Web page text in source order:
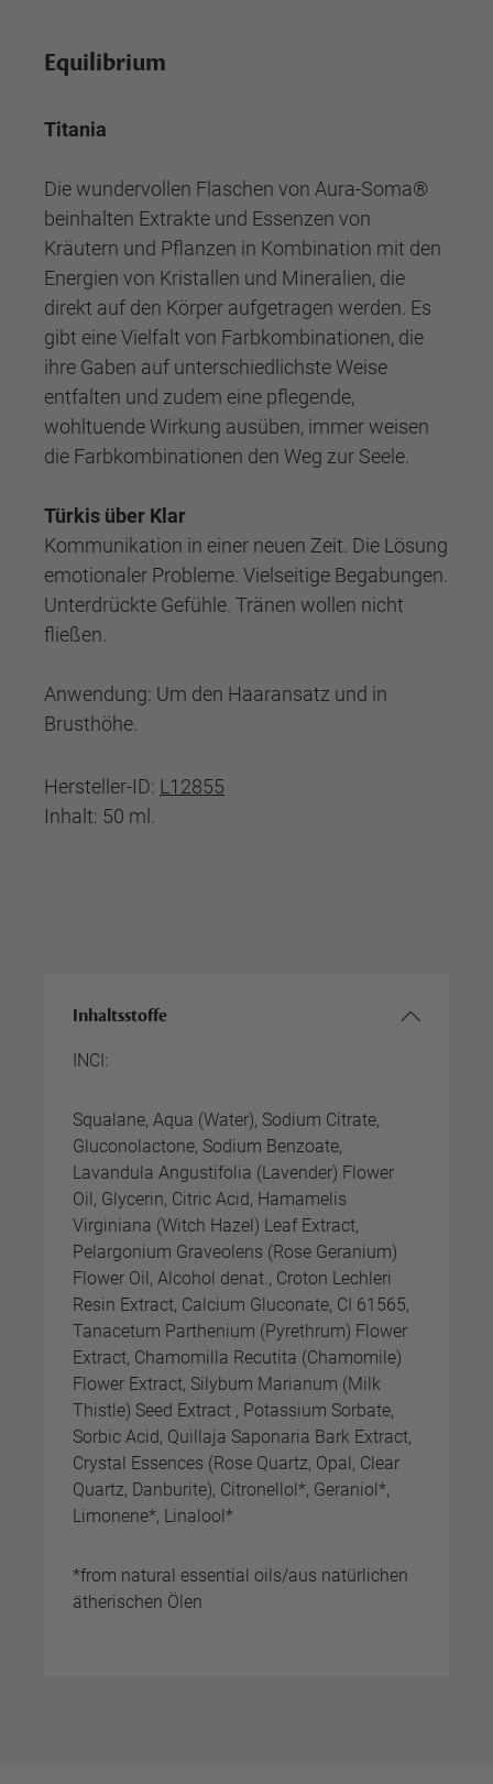
Equilibrium
Titania
Die wundervollen Flaschen von Aura-Soma®
beinhalten Extrakte und Essenzen von
Kräutern und Pflanzen in Kombination mit den
Energien von Kristallen und Mineralien, die
direkt auf den Körper aufgetragen werden. Es
gibt eine Vielfalt von Farbkombinationen, die
ihre Gaben auf unterschiedlichste Weise
entfalten und zudem eine pflegende,
wohltuende Wirkung ausüben, immer weisen
die Farbkombinationen den Weg zur Seele.
Türkis über Klar
Kommunikation in einer neuen Zeit. Die Lösung
emotionaler Probleme. Vielseitige Begabungen.
Unterdrückte Gefühle. Tränen wollen nicht
fließen.
Anwendung: Um den Haaransatz und in
Brusthöhe.
Hersteller-ID: L12855
Inhalt: 50 ml.
Inhaltsstoffe
INCI:
Squalane, Aqua (Water), Sodium Citrate,
Gluconolactone, Sodium Benzoate,
Lavandula Angustifolia (Lavender) Flower
Oil, Glycerin, Citric Acid, Hamamelis
Virginiana (Witch Hazel) Leaf Extract,
Pelargonium Graveolens (Rose Geranium)
Flower Oil, Alcohol denat., Croton Lechleri
Resin Extract, Calcium Gluconate, CI 61565,
Tanacetum Parthenium (Pyrethrum) Flower
Extract, Chamomilla Recutita (Chamomile)
Flower Extract, Silybum Marianum (Milk
Thistle) Seed Extract , Potassium Sorbate,
Sorbic Acid, Quillaja Saponaria Bark Extract,
Crystal Essences (Rose Quartz, Opal, Clear
Quartz, Danburite), Citronellol*, Geraniol*,
Limonene*, Linalool*
*from natural essential oils/aus natürlichen
ätherischen Ölen